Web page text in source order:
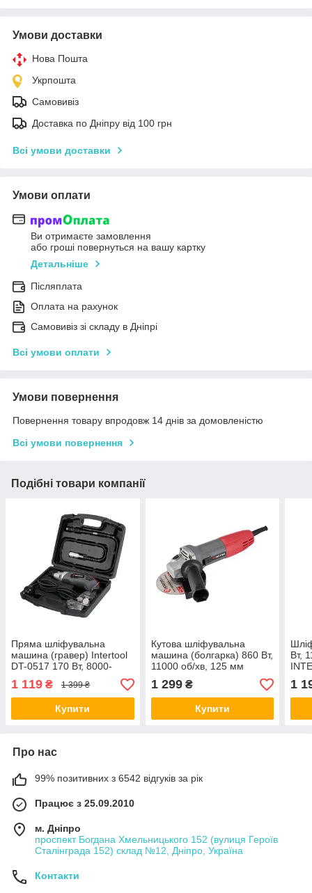
Умови доставки
Нова Пошта
Укрпошта
Самовивіз
Доставка по Дніпру від 100 грн
Всі умови доставки
Умови оплати
Ви отримаєте замовлення
або гроші повернуться на вашу картку
Детальніше
Післяплата
Оплата на рахунок
Самовивіз зі складу в Дніпрі
Всі умови оплати
Умови повернення
Повернення товару впродовж 14 днів за домовленістю
Всі умови повернення
Подібні товари компанії
Пряма шліфувальна
машина (гравер) Intertool
DT-0517 170 Вт, 8000-
35000 об/хв, кейс, гнучкий
вал
1 119 ₴ 1 399 ₴
Купити
Кутова шліфувальна
машина (болгарка) 860 Вт,
11000 об/хв, 125 мм
INTERTOOL DT-0267
1 299₴
Купити
Вт,
1
Про нас
99% позитивних з 6542 відгуків за рік
Працює з 25.09.2010
м. Дніпро
проспект Богдана Хмельницького 152 (вулиця Героїв
Сталінграда 152) склад №12, Дніпро, Україна
Контакти